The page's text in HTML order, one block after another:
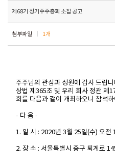
제68기 정기주주총회 소집 공고
첨부파일 1개
주주님의 관심과 성원에 감사 드립니
상법 제365조 및 우리 회사 정관 제
회를 다음과 같이 개최하오니 참석
- 다 음 -
1. 일 시 : 2020년 3월 25일(수) 오전
2. 장 소 : 서울특별시 중구 퇴계로